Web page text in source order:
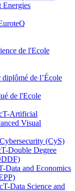
Energies
de l'Ecole
de l’École
de l'Ecole
Artificial
Visual
(CyS)
Double Degree
Data and Economics
Data Science and